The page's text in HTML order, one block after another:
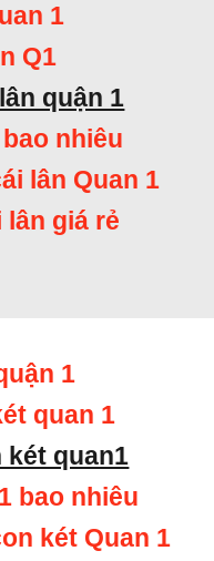
1
Q1
quận 1
nhiêu
lân Quan 1
lân giá rẻ
1
quan 1
két quan1
bao nhiêu
két Quan 1